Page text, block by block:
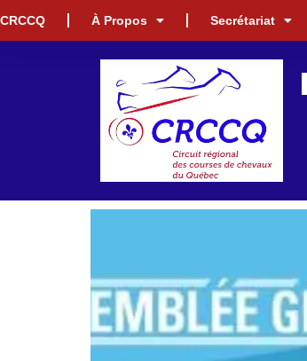
CRCCQ À Propos Secrétariat